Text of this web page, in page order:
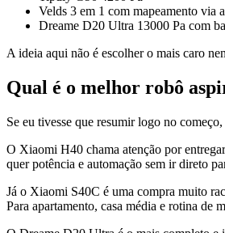
Velds 3 em 1 com mapeamento via
Dreame D20 Ultra 13000 Pa com
A ideia aqui não é escolher o mais caro
Qual é o melhor robô
Se eu tivesse que resumir logo no
O Xiaomi H40 chama atenção por
quer potência e automação sem ir direto
Já o Xiaomi S40C é uma compra muito
Para apartamento, casa média e rotina de